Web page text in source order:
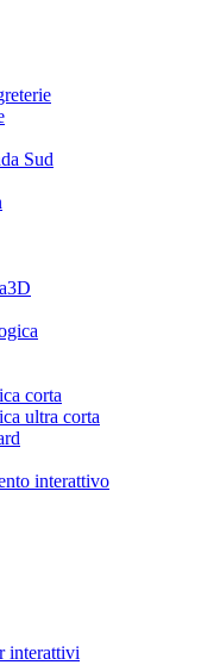
Sud
corta
ultra corta
interattivo
interattivi